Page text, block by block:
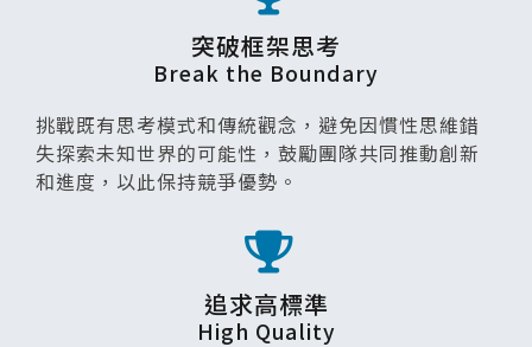
突破框架思考
Break the Boundary
挑戰既有思考模式和傳統觀念，避免因慣性思維錯
失探索未知世界的可能性，鼓勵團隊共同推動創新
和進度，以此保持競爭優勢。
追求高標準
High Quality